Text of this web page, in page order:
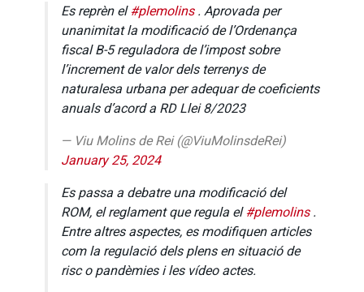
Es reprèn el#plemolins. Aprovada per
unanimitat la modificació de l’Ordenança
fiscal B-5 reguladora de l’impost sobre
l’increment de valor dels terrenys de
naturalesa urbana per adequar de coeficients
anuals d’acord a RD Llei 8/2023
— Viu Molins de Rei (@ViuMolinsdeRei)
January 25, 2024
Es passa a debatre una modificació del
ROM, el reglament que regula el#plemolins.
Entre altres aspectes, es modifiquen articles
com la regulació dels plens en situació de
risc o pandèmies i les vídeo actes.